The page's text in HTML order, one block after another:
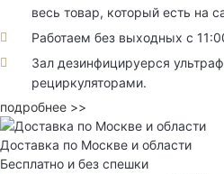
весь товар, который есть на
Работаем без выходных с
Зал дезинфицируерся
рециркуляторами.
подробнее >>
Доставка по Москве и области
Бесплатно и без спешки